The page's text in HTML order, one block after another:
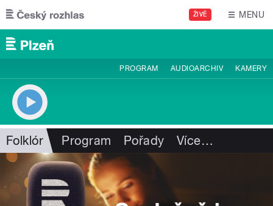
Přejít k hlavnímu obsahu
ŽIVĚ MENU
PROGRAM AUDIOARCHIV KAMERY
Folklór Program Pořady Více…